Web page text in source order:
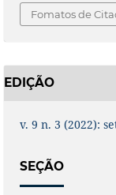
Fomatos de
EDIÇÃO
v. 9 n. 3 (2022):
SEÇÃO